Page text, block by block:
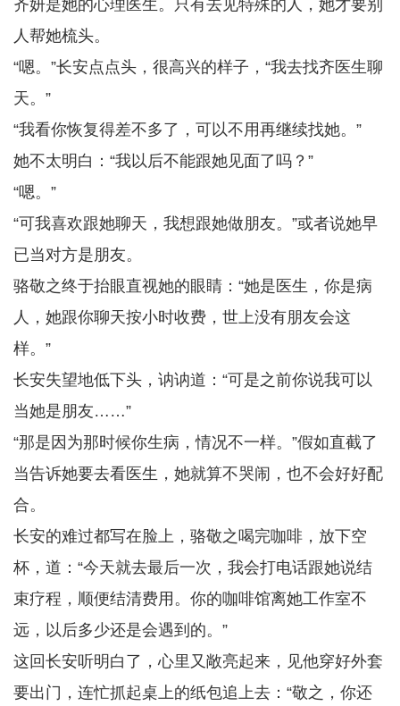
齐妍是她的心理医生。只有去见特殊的人，她才要别
人帮她梳头。
“嗯。”长安点点头，很高兴的样子，“我去找齐医生聊
天。”
“我看你恢复得差不多了，可以不用再继续找她。”
她不太明白：“我以后不能跟她见面了吗？”
“嗯。”
“可我喜欢跟她聊天，我想跟她做朋友。”或者说她早
已当对方是朋友。
骆敬之终于抬眼直视她的眼睛：“她是医生，你是病
人，她跟你聊天按小时收费，世上没有朋友会这
样。”
长安失望地低下头，讷讷道：“可是之前你说我可以
当她是朋友……”
“那是因为那时候你生病，情况不一样。”假如直截了
当告诉她要去看医生，她就算不哭闹，也不会好好配
合。
长安的难过都写在脸上，骆敬之喝完咖啡，放下空
杯，道：“今天就去最后一次，我会打电话跟她说结
束疗程，顺便结清费用。你的咖啡馆离她工作室不
远，以后多少还是会遇到的。”
这回长安听明白了，心里又敞亮起来，见他穿好外套
要出门，连忙抓起桌上的纸包追上去：“敬之，你还